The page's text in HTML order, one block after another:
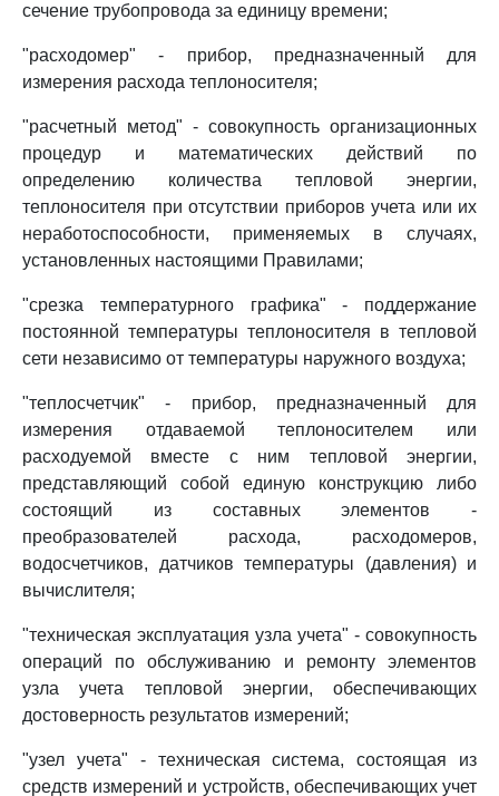
сечение трубопровода за единицу времени;
"расходомер" - прибор, предназначенный для
измерения расхода теплоносителя;
"расчетный метод" - совокупность организационных
процедур и математических действий по
определению количества тепловой энергии,
теплоносителя при отсутствии приборов учета или их
неработоспособности, применяемых в случаях,
установленных настоящими Правилами;
"срезка температурного графика" - поддержание
постоянной температуры теплоносителя в тепловой
сети независимо от температуры наружного воздуха;
"теплосчетчик" - прибор, предназначенный для
измерения отдаваемой теплоносителем или
расходуемой вместе с ним тепловой энергии,
представляющий собой единую конструкцию либо
состоящий из составных элементов -
преобразователей расхода, расходомеров,
водосчетчиков, датчиков температуры (давления) и
вычислителя;
"техническая эксплуатация узла учета" - совокупность
операций по обслуживанию и ремонту элементов
узла учета тепловой энергии, обеспечивающих
достоверность результатов измерений;
"узел учета" - техническая система, состоящая из
средств измерений и устройств, обеспечивающих учет